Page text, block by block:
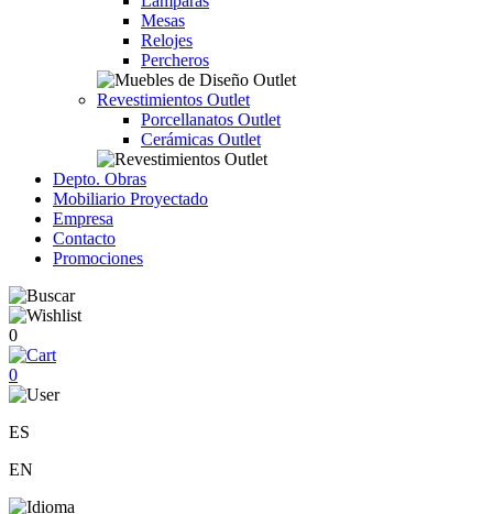
Mesas
Relojes
Percheros
Revestimientos Outlet
Porcellanatos Outlet
Cerámicas Outlet
Depto. Obras
Mobiliario Proyectado
Empresa
Contacto
Promociones
0
0
ES
EN